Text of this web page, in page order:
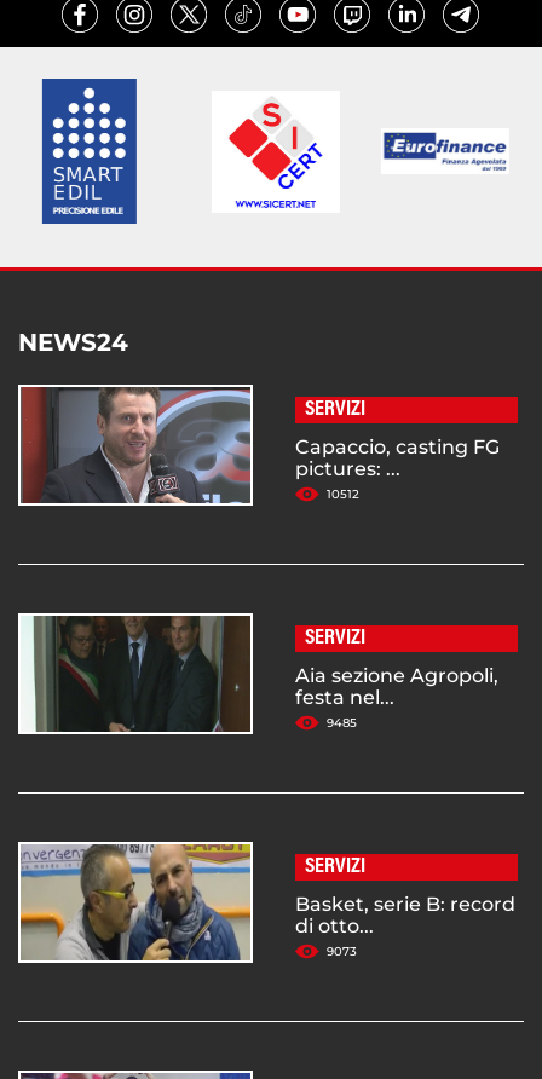
NEWS24
SERVIZI
Capaccio, casting FG
pictures: ...
10512
SERVIZI
Aia sezione Agropoli,
festa nel...
9485
SERVIZI
Basket, serie B: record
di otto...
9073